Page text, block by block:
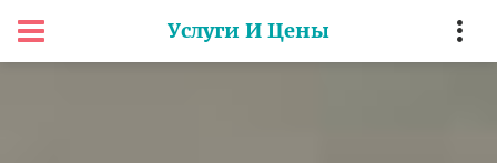
Услуги И Цены